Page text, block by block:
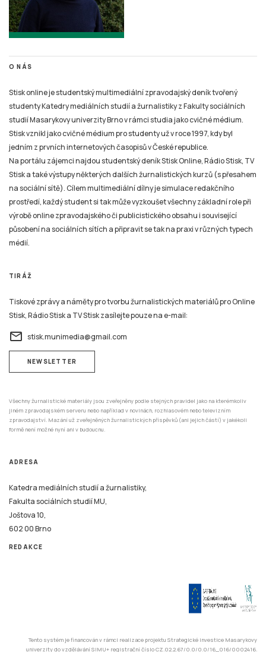
O NÁS
Stisk online je studentský multimediální zpravodajský deník tvořený
studenty Katedry mediálních studií a žurnalistiky z Fakulty sociálních
studií Masarykovy univerzity Brno v rámci studia jako cvičné médium.
Stisk vznikl jako cvičné médium pro studenty už v roce 1997, kdy byl
jedním z prvních internetových časopisů v České republice.
Na portálu zájemci najdou studentský deník Stisk Online, Rádio Stisk, TV
Stisk a také výstupy některých dalších žurnalistických kurzů (s přesahem
na sociální sítě). Cílem multimediální dílny je simulace redakčního
prostředí, každý student si tak může vyzkoušet všechny základní role při
výrobě online zpravodajského či publicistického obsahu i související
působení na sociálních sítích a připravit se tak na praxi v různých typech
médií.
TIRÁŽ
Tiskové zprávy a náměty pro tvorbu žurnalistických materiálů pro Online
Stisk, Rádio Stisk a TV Stisk zasílejte pouze na e-mail:
email stisk.munimedia@gmail.com
NEWSLETTER
Všechny žurnalistické materiály jsou zveřejněny podle stejných pravidel jako na kterémkoliv
jiném zpravodajském serveru nebo například v novinách, rozhlasovém nebo televizním
zpravodajství. Mazání už zveřejněných žurnalistických příspěvků (ani jejich částí) v jakékoli
formě není možné nyní ani v budoucnu.
ADRESA
Katedra mediálních studií a žurnalistiky,
Fakulta sociálních studií MU,
Joštova 10,
602 00 Brno
REDAKCE
Tento systém je financován v rámci realizace projektu Strategické investice Masarykovy
univerzity do vzdělávání SIMU+ registrační číslo CZ.02.2.67/0.0/0.0/16_016/0002416.